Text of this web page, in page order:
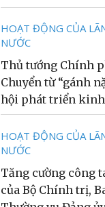
HOẠT ĐỘNG CỦA
NƯỚC
Thủ tướng Chính
Chuyển từ “gánh
hội phát triển kinh
HOẠT ĐỘNG CỦA
NƯỚC
Tăng cường công
của Bộ Chính trị,